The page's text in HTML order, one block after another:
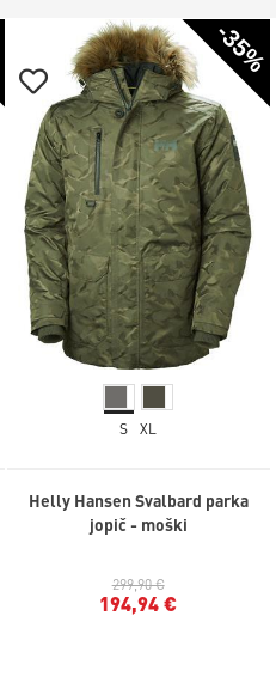
-35%
S XL
Helly Hansen Svalbard parka
jopič - moški
299,90 €
194,94 €